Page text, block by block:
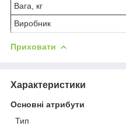
Вага, кг
Виробник
Приховати
Характеристики
Основні атрибути
Тип